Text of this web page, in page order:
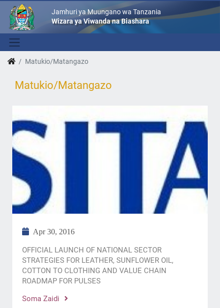
Jamhuri ya Muungano wa Tanzania
Wizara ya Viwanda na Biashara
Matukio/Matangazo
Matukio/Matangazo
Apr 30, 2016
OFFICIAL LAUNCH OF NATIONAL SECTOR
STRATEGIES FOR LEATHER, SUNFLOWER OIL,
COTTON TO CLOTHING AND VALUE CHAIN
ROADMAP FOR PULSES
Soma Zaidi